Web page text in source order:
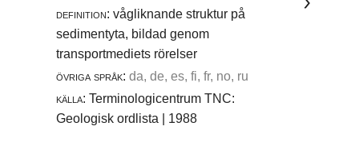
definition: vågliknande struktur på
sedimentyta, bildad genom
transportmediets rörelser
övriga språk: da, de, es, fi, fr, no, ru
källa: Terminologicentrum TNC:
Geologisk ordlista | 1988